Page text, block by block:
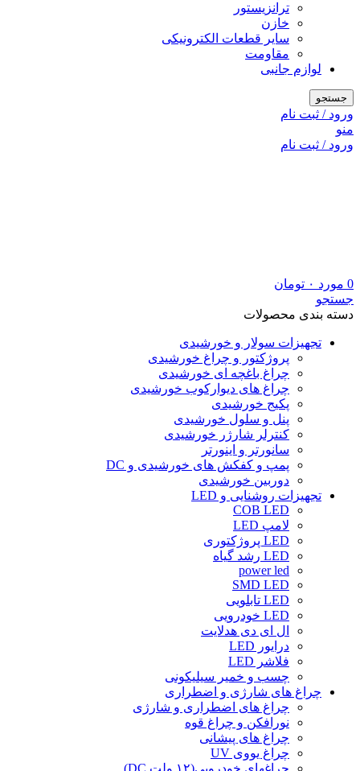
ترانزیستور
خازن
سایر قطعات الکترونیکی
مقاومت
لوازم جانبی
جستجو
ورود / ثبت نام
منو
ورود / ثبت نام
0 مورد ۰ تومان
جستجو
دسته بندی محصولات
تجهیزات سولار و خورشیدی
پروژکتور و چراغ خورشیدی
چراغ باغچه ای خورشیدی
چراغ های دیوارکوب خورشیدی
پکیج خورشیدی
پنل و سلول خورشیدی
کنترلر شارژر خورشیدی
سانورتر و اینورتر
پمپ و کفکش های خورشیدی و DC
دوربین خورشیدی
تجهیزات روشنایی و LED
COB LED
لامپ LED
LED پروژکتوری
LED رشد گیاه
power led
SMD LED
LED تابلویی
LED خودرویی
ال ای دی هدلایت
درایور LED
فلاشر LED
چسب و خمیر سیلیکونی
چراغ های شارژی و اضطراری
چراغ های اضطراری و شارژی
نورافکن و چراغ قوه
چراغ های پیشانی
چراغ یووی UV
چراغهای خودرویی(۱۲ ولت DC)